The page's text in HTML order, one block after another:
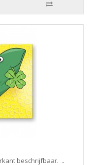
beschrijfbaar. ..